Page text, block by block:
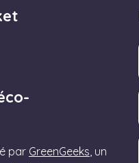
par GreenGeeks, un